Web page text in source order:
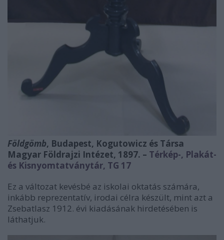
Földgömb, Budapest, Kogutowicz és Társa
Magyar Földrajzi Intézet, 1897. – Térkép-, Plakát-
és Kisnyomtatványtár, TG 17
Ez a változat kevésbé az iskolai oktatás számára,
inkább reprezentatív, irodai célra készült, mint azt a
Zsebatlasz 1912. évi kiadásának hirdetésében is
láthatjuk.